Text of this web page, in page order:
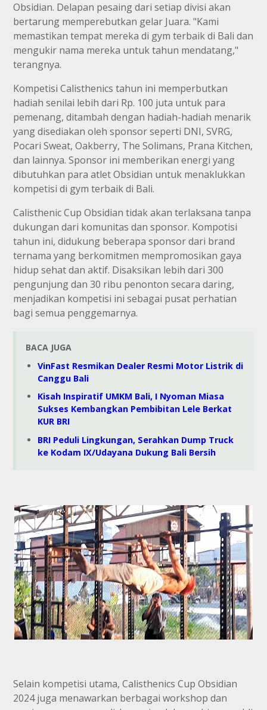
Obsidian. Delapan pesaing dari setiap divisi akan
bertarung memperebutkan gelar Juara. "Kami
memastikan tempat mereka di gym terbaik di Bali dan
mengukir nama mereka untuk tahun mendatang,"
terangnya.
Kompetisi Calisthenics tahun ini memperbutkan
hadiah senilai lebih dari Rp. 100 juta untuk para
pemenang, ditambah dengan hadiah-hadiah menarik
yang disediakan oleh sponsor seperti DNI, SVRG,
Pocari Sweat, Oakberry, The Solimans, Prana Kitchen,
dan lainnya. Sponsor ini memberikan energi yang
dibutuhkan para atlet Obsidian untuk menaklukkan
kompetisi di gym terbaik di Bali.
Calisthenic Cup Obsidian tidak akan terlaksana tanpa
dukungan dari komunitas dan sponsor. Kompotisi
tahun ini, didukung beberapa sponsor dari brand
ternama yang berkomitmen mempromosikan gaya
hidup sehat dan aktif. Disaksikan lebih dari 300
pengunjung dan 30 ribu penonton secara daring,
menjadikan kompetisi ini sebagai pusat perhatian
bagi semua penggemarnya.
BACA JUGA
VinFast Resmikan Dealer Resmi Motor Listrik di
Canggu Bali
Kisah Inspiratif UMKM Bali, I Nyoman Miasa
Sukses Kembangkan Pembibitan Lele Berkat
KUR BRI
BRI Peduli Lingkungan, Serahkan Dump Truck
ke Kodam IX/Udayana Dukung Bali Bersih
Selain kompetisi utama, Calisthenics Cup Obsidian
2024 juga menawarkan berbagai workshop dan